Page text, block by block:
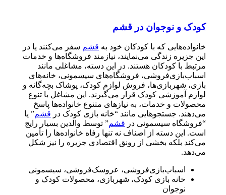
کودک و نوجوان در قشم
خانواده‌هایی که با کودکان خود به قشم سفر می‌کنند یا در
این جزیره زندگی می‌نمایند، نیازمند فروشگاه‌ها و خدمات
مرتبط با کودکان هستند. در این دسته، مشاغلی مانند
اسباب‌بازی‌فروشی، فروشگاه‌های سیسمونی، خانه‌های
بازی، شهربازی‌ها، فروش لوازم کودک، پوشاک بچه‌گانه و
لوازم آموزشی کودک قرار می‌گیرند. این مشاغل با تنوع
محصولات و خدمات، به نیازهای متنوع خانواده‌ها پاسخ
می‌دهند. جستجوهایی مانند “خانه بازی کودک در قشم” یا
“فروشگاه سیسمونی در قشم” توسط والدین بسیار رایج
است. این دسته از اصناف نه تنها رفاه خانواده‌ها را تأمین
می‌کند بلکه بخشی از رونق اقتصادی جزیره را نیز شکل
می‌دهد.
اسباب‌بازی‌فروشی، عروسک‌فروشی، سیسمونی
خانه بازی کودک، شهربازی، محصولات کودک و
نوجوان